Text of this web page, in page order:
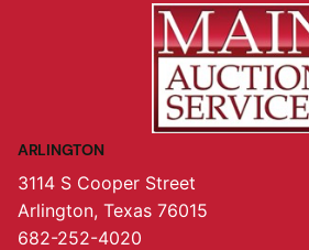
ARLINGTON
3114 S Cooper Street
Arlington, Texas 76015
682-252-4020